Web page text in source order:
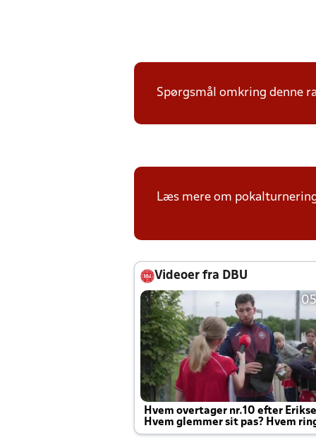
Spørgsmål omkring denne
Læs mere om
Videoer fra DBU
Hvem overtager nr.10 efter
Hvem glemmer sit pas? Hvem
Joachim altid til efter kampe?